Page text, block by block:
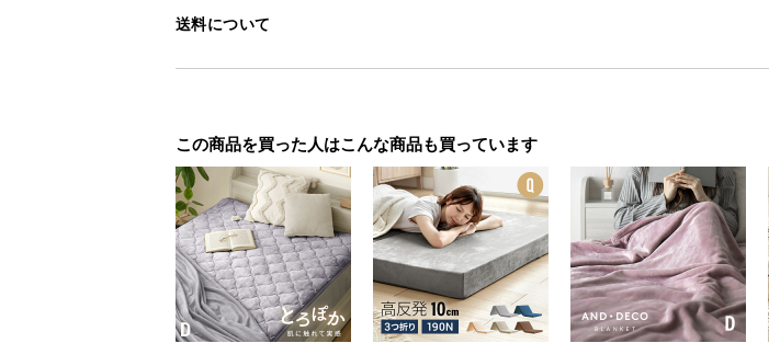
送料について
この商品を買った人はこんな商品も買っています